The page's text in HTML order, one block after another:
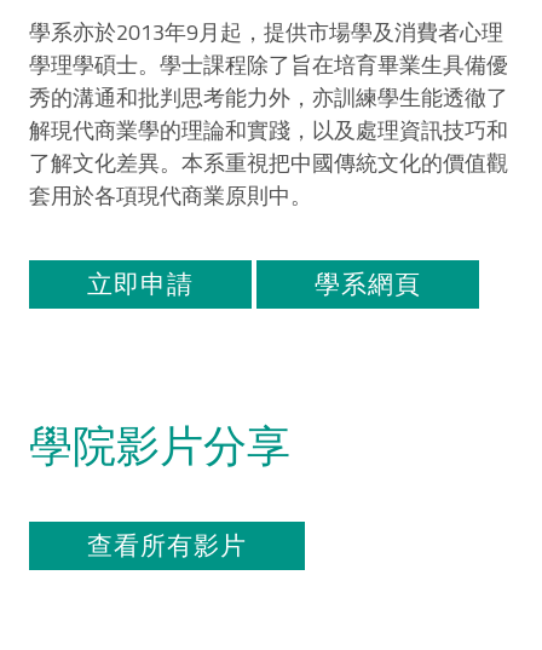
學系亦於2013年9月起，提供市場學及消費者心理
學理學碩士。學士課程除了旨在培育畢業生具備優
秀的溝通和批判思考能力外，亦訓練學生能透徹了
解現代商業學的理論和實踐，以及處理資訊技巧和
了解文化差異。本系重視把中國傳統文化的價值觀
套用於各項現代商業原則中。
立即申請 學系網頁
學院影片分享
查看所有影片